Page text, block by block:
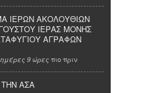
ΙΕΡΩΝ ΑΚΟΛΟΥΘΙΩΝ
ΙΕΡΑΣ ΜΟΝΗΣ
ΑΓΡΑΦΩΝ
9 ώρεςπιο πριν
ΑΣΑ